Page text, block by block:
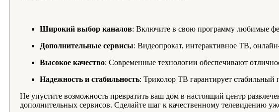
Широкий выбор каналов: Включите в свою программу любимые
Дополнительные сервисы: Видеопрокат, интерактивное ТВ,
Высокое качество: Современные технологии обеспечивают
Надежность и стабильность: Триколор ТВ гарантирует
Не упустите возможность превратить ваш дом в настоящий центр
дополнительных сервисов. Сделайте шаг к качественному телевидению